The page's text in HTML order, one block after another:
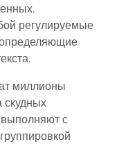
регулируемые
миллионы
скудных
с